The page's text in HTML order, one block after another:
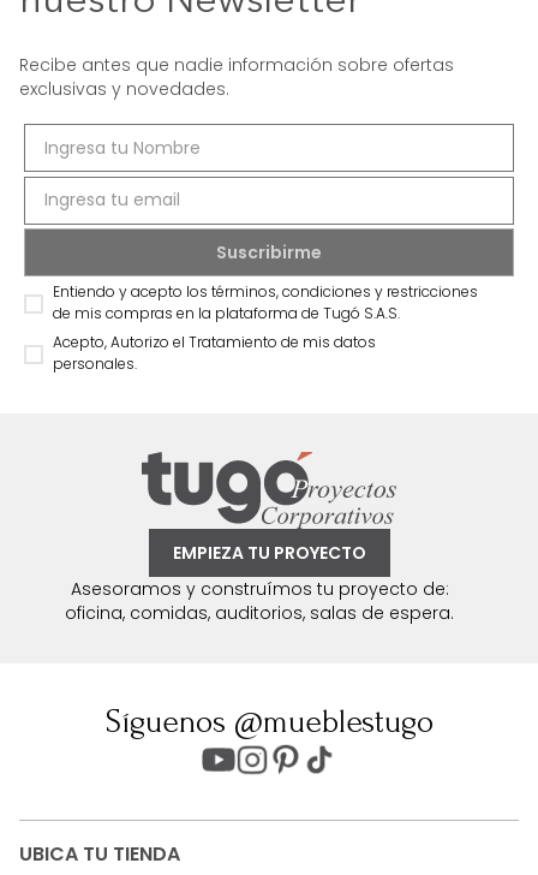
Recibe antes que nadie información sobre ofertas
exclusivas y novedades.
Entiendo y acepto los términos, condiciones y restricciones
de mis compras en la plataforma de Tugó S.A.S.
Acepto, Autorizo el Tratamiento de mis datos
personales.
EMPIEZA TU PROYECTO
Asesoramos y construímos tu proyecto de:
oficina, comidas, auditorios, salas de espera.
Síguenos @mueblestugo
UBICA TU TIENDA